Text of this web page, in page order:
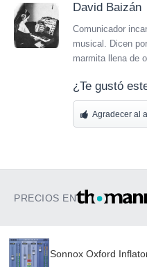
David Baizán
Comunicador
musical. Dicen
marmita llena de
¿Te gustó
Agradecer al
PRECIOS EN
Sonnox Oxford